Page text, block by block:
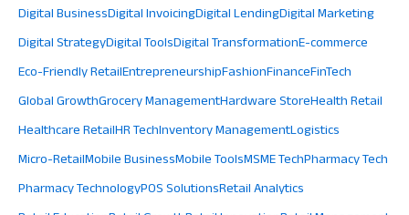
Digital BusinessDigital InvoicingDigital LendingDigital Marketing
Digital StrategyDigital ToolsDigital TransformationE-commerce
Eco-Friendly RetailEntrepreneurshipFashionFinanceFinTech
Global GrowthGrocery ManagementHardware StoreHealth Retail
Healthcare RetailHR TechInventory ManagementLogistics
Micro-RetailMobile BusinessMobile ToolsMSME TechPharmacy Tech
Pharmacy TechnologyPOS SolutionsRetail Analytics